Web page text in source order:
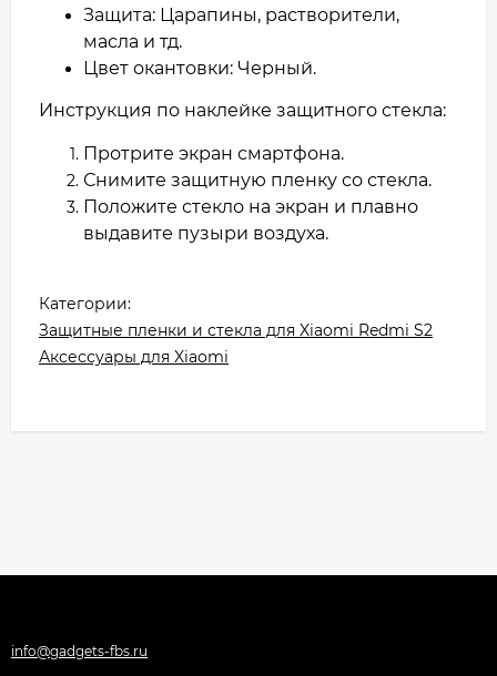
Защита: Царапины, растворители,
масла и тд.
Цвет окантовки: Черный.
Инструкция по наклейке защитного стекла:
Протрите экран смартфона.
Снимите защитную пленку со стекла.
Положите стекло на экран и плавно
выдавите пузыри воздуха.
Категории:
Защитные пленки и стекла для Xiaomi Redmi S2
Аксессуары для Xiaomi
info@gadgets-fbs.ru